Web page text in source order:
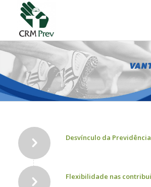
Desvínculo da
Flexibilidade nas